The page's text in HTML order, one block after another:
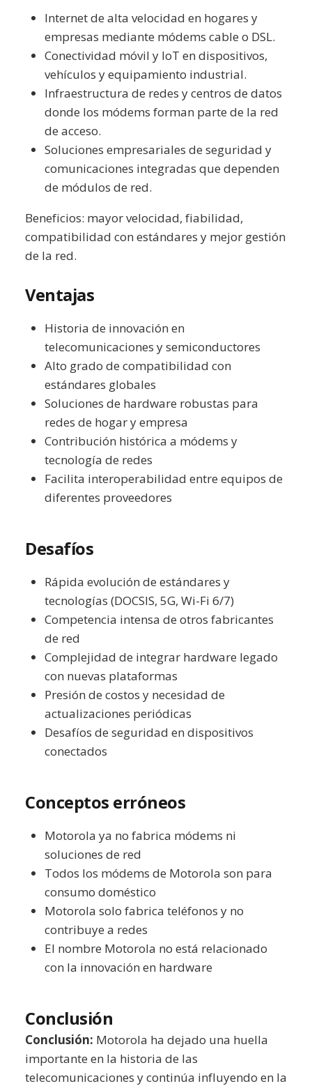
Internet de alta velocidad en hogares y
empresas mediante módems cable o DSL.
Conectividad móvil y IoT en dispositivos,
vehículos y equipamiento industrial.
Infraestructura de redes y centros de datos
donde los módems forman parte de la red
de acceso.
Soluciones empresariales de seguridad y
comunicaciones integradas que dependen
de módulos de red.
Beneficios: mayor velocidad, fiabilidad,
compatibilidad con estándares y mejor gestión
de la red.
Ventajas
Historia de innovación en
telecomunicaciones y semiconductores
Alto grado de compatibilidad con
estándares globales
Soluciones de hardware robustas para
redes de hogar y empresa
Contribución histórica a módems y
tecnología de redes
Facilita interoperabilidad entre equipos de
diferentes proveedores
Desafíos
Rápida evolución de estándares y
tecnologías (DOCSIS, 5G, Wi-Fi 6/7)
Competencia intensa de otros fabricantes
de red
Complejidad de integrar hardware legado
con nuevas plataformas
Presión de costos y necesidad de
actualizaciones periódicas
Desafíos de seguridad en dispositivos
conectados
Conceptos erróneos
Motorola ya no fabrica módems ni
soluciones de red
Todos los módems de Motorola son para
consumo doméstico
Motorola solo fabrica teléfonos y no
contribuye a redes
El nombre Motorola no está relacionado
con la innovación en hardware
Conclusión
Conclusión: Motorola ha dejado una huella
importante en la historia de las
telecomunicaciones y continúa influyendo en la